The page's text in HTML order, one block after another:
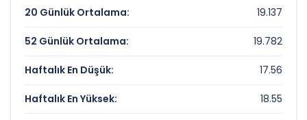
20 Günlük Ortalama: 19.137
52 Günlük Ortalama: 19.782
Haftalık En Düşük: 17.56
Haftalık En Yüksek: 18.55